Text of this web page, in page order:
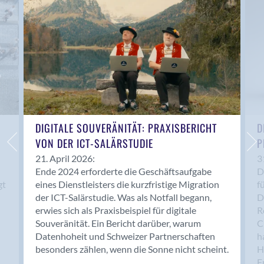
Anwil
Appenzell
Au SG
Baar
Baden
Balsthal
Balzers
Basel
Bassersdorf
Belp
Bendern
Benken (SG)
Bergdietikon
Berlin
Bern
Bern - Liebefeld
DIGITALE SOUVERÄNITÄT: PRAXISBERICHT
VON DER ICT-SALÄRSTUDIE
21. April 2026:
Ende 2024 erforderte die Geschäftsaufgabe
eines Dienstleisters die kurzfristige Migration
der ICT-Salärstudie. Was als Notfall begann,
erwies sich als Praxisbeispiel für digitale
Souveränität. Ein Bericht darüber, warum
Datenhoheit und Schweizer Partnerschaften
besonders zählen, wenn die Sonne nicht scheint.